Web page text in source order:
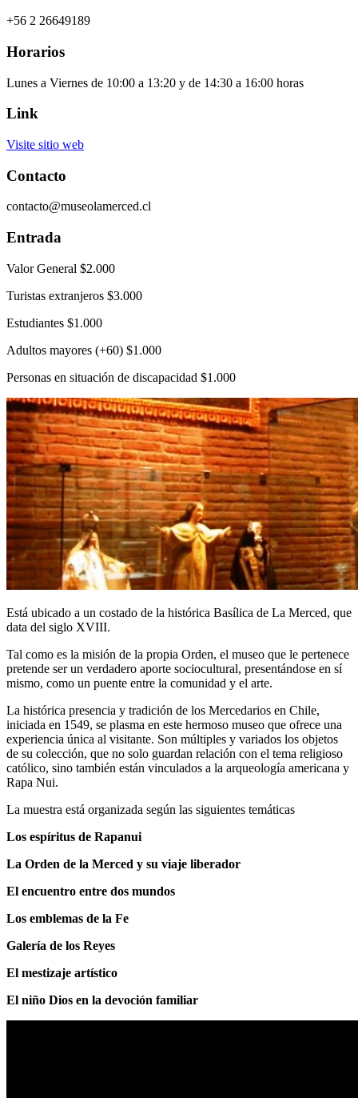
+56 2 26649189
Horarios
Lunes a Viernes de 10:00 a 13:20 y de 14:30 a 16:00 horas
Link
Visite sitio web
Contacto
contacto@museolamerced.cl
Entrada
Valor General $2.000
Turistas extranjeros $3.000
Estudiantes $1.000
Adultos mayores (+60) $1.000
Personas en situación de discapacidad $1.000
Está ubicado a un costado de la histórica Basílica de La Merced, que
data del siglo XVIII.
Tal como es la misión de la propia Orden, el museo que le pertenece
pretende ser un verdadero aporte sociocultural, presentándose en sí
mismo, como un puente entre la comunidad y el arte.
La histórica presencia y tradición de los Mercedarios en Chile,
iniciada en 1549, se plasma en este hermoso museo que ofrece una
experiencia única al visitante. Son múltiples y variados los objetos
de su colección, que no solo guardan relación con el tema religioso
católico, sino también están vinculados a la arqueología americana y
Rapa Nui.
La muestra está organizada según las siguientes temáticas
Los espíritus de Rapanui
La Orden de la Merced y su viaje liberador
El encuentro entre dos mundos
Los emblemas de la Fe
Galería de los Reyes
El mestizaje artístico
El niño Dios en la devoción familiar